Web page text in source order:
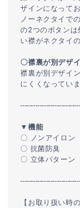
ザインになって
ノーネクタイで
の2つのボタンは
い襟がネクタイ
〇襟裏が別デザ
襟裏が別デザイ
にくくなっていま
▼機能
〇 ノンアイロン
〇 抗菌防臭
〇 立体パターン
【お取り扱い時